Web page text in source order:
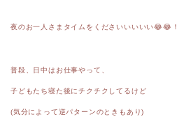
夜のお一人さまタイムをくださいいいいい😂😂！
普段、日中はお仕事やって、
子どもたち寝た後にチクチクしてるけど
(気分によって逆パターンのときもあり)